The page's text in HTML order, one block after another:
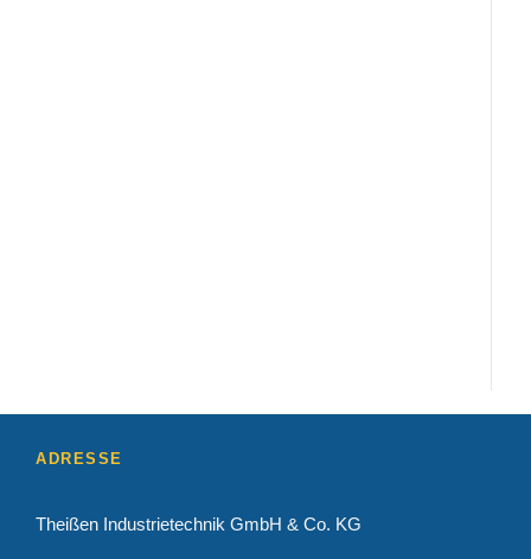
ADRESSE
Theißen Industrietechnik GmbH & Co. KG